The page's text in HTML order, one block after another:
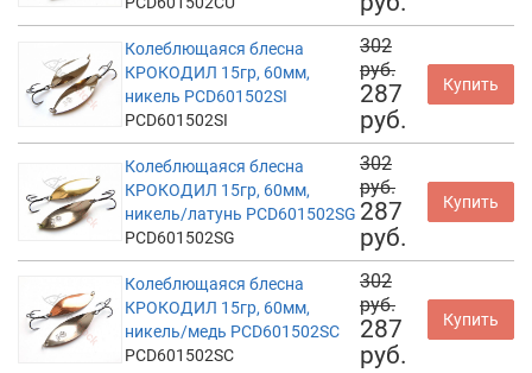
Колеблющаяся блесна
КРОКОДИЛ 15гр, 60мм,
никель PCD601502SI
PCD601502SI
302
руб.
287
руб.
Купить
Колеблющаяся блесна
КРОКОДИЛ 15гр, 60мм,
никель/латунь PCD601502SG
PCD601502SG
302
руб.
287
руб.
Купить
Колеблющаяся блесна
КРОКОДИЛ 15гр, 60мм,
никель/медь PCD601502SC
PCD601502SC
302
руб.
287
руб.
Купить